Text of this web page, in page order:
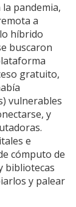
pandemia,
a
híbrido
buscaron
gratuito,
vulnerables
y
e
cómputo de
bibliotecas
y palear